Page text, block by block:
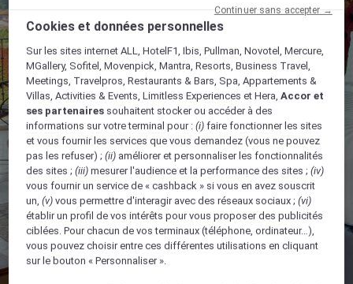
Cookies et données personnelles
Sur les sites internet ALL, HotelF1, Ibis, Pullman, Novotel, Mercure,
MGallery, Sofitel, Movenpick, Mantra, Resorts, Business Travel,
Meetings, Travelpros, Restaurants & Bars, Spa, Appartements &
Villas, Activities & Events, Limitless Experiences et Hera,Accor et
ses partenaires souhaitent stocker ou accéder à des
informations sur votre terminal pour :(i) faire fonctionner les sites
et vous fournir les services que vous demandez (vous ne pouvez
pas les refuser) ;(ii) améliorer et personnaliser les fonctionnalités
des sites ;(iii) mesurer l'audience et la performance des sites ;(iv)
vous fournir un service de « cashback » si vous en avez souscrit
un,(v) vous permettre d'interagir avec des réseaux sociaux ;(vi)
établir un profil de vos intérêts pour vous proposer des publicités
ciblées. Pour chacun de vos terminaux (téléphone, ordinateur…),
vous pouvez choisir entre ces différentes utilisations en cliquant
sur le bouton « Personnaliser ».
Continuer sans accepter →